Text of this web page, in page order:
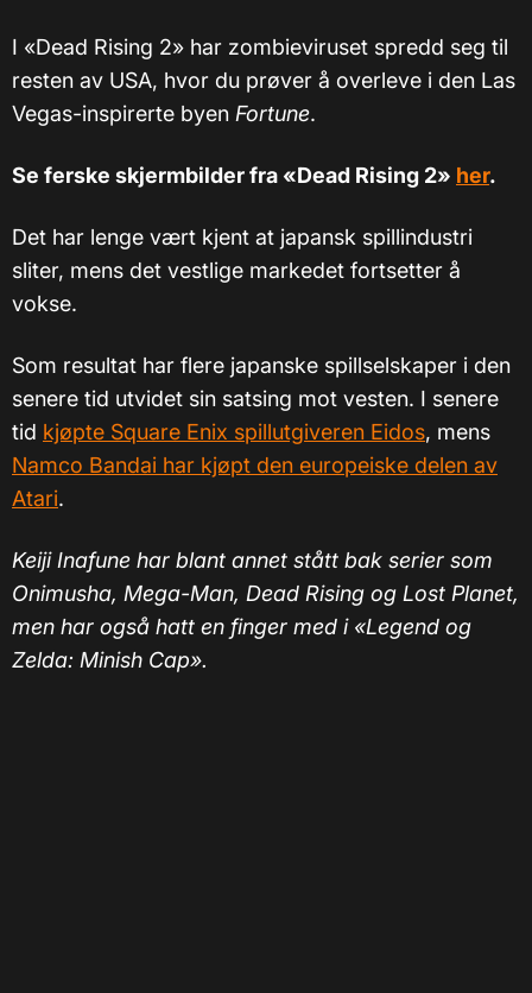
I «Dead Rising 2» har zombieviruset spredd seg til
resten av USA, hvor du prøver å overleve i den Las
Vegas-inspirerte byen Fortune.
Se ferske skjermbilder fra «Dead Rising 2» her.
Det har lenge vært kjent at japansk spillindustri
sliter, mens det vestlige markedet fortsetter å
vokse.
Som resultat har flere japanske spillselskaper i den
senere tid utvidet sin satsing mot vesten. I senere
tid kjøpte Square Enix spillutgiveren Eidos, mens
Namco Bandai har kjøpt den europeiske delen av
Atari.
Keiji Inafune har blant annet stått bak serier som
Onimusha, Mega-Man, Dead Rising og Lost Planet,
men har også hatt en finger med i «Legend og
Zelda: Minish Cap».